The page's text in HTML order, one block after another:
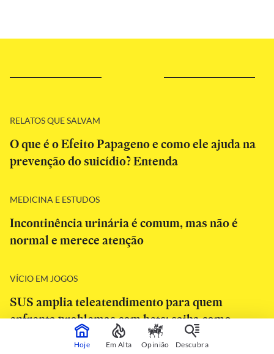
RELATOS QUE SALVAM
O que é o Efeito Papageno e como ele ajuda na
prevenção do suicídio? Entenda
MEDICINA E ESTUDOS
Incontinência urinária é comum, mas não é
normal e merece atenção
VÍCIO EM JOGOS
SUS amplia teleatendimento para quem
enfrenta problemas com bets; saiba como
Hoje Em Alta Opinião Descubra